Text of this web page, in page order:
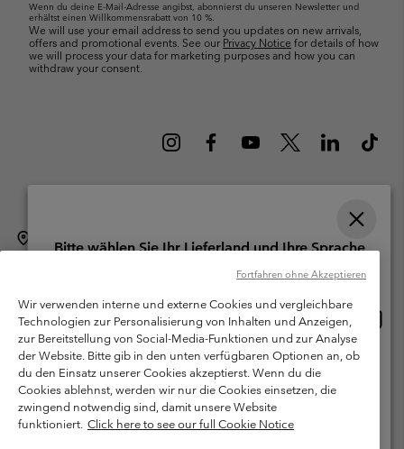
Wenn du deine E-Mail-Adresse angibst, abonnierst du unseren Newsletter und
erhältst einen Willkommensrabatt von 10 %.
We will use your email address to send you updates on new arrivals,
offers and promotional events. See our Privacy Notice for details of how
we will process your data for marketing purposes and how you can
withdraw your consent.
Schweiz (Deutsch) English › français › italiano ›
Columbia Sportswear Company. Avenue des Morgines, 12 1213
Petit-Lancy Switzerland. Alle Rechte vorbehalten.
Nutzungsbedingungen
Allgemeine Verkaufsbedingungen
Garantie
Datenschutzerklärung
Bestimmungen und Bedingungen des Mitglieder Programms
Nutzungsbedingungen Für Nutzergenerierte Inhalte
Impressum
Cookies
Wir verwenden interne und externe Cookies und vergleichbare
Technologien zur Personalisierung von Inhalten und Anzeigen,
zur Bereitstellung von Social-Media-Funktionen und zur Analyse
der Website. Bitte gib in den unten verfügbaren Optionen an, ob
du den Einsatz unserer Cookies akzeptierst. Wenn du die
Cookies ablehnst, werden wir nur die Cookies einsetzen, die
zwingend notwendig sind, damit unsere Website
funktioniert. Click here to see our full Cookie Notice
Fortfahren ohne Akzeptieren
Bitte wählen Sie Ihr Lieferland und Ihre Sprache
Online-Einkauf verfügbar
United States
Switzerland-English
Switzerland-Deutsch